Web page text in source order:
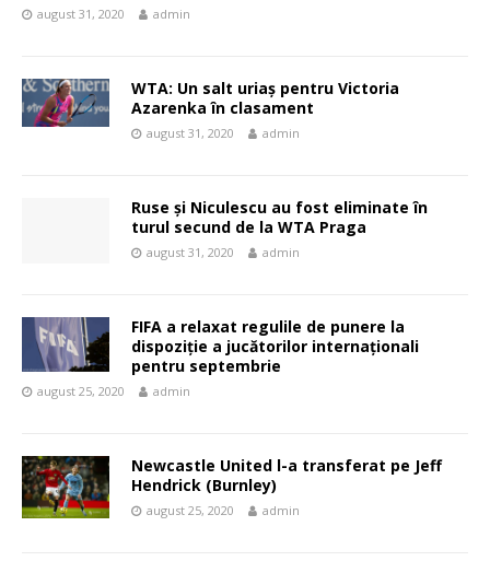
august 31, 2020 admin
WTA: Un salt uriaș pentru Victoria
Azarenka în clasament
august 31, 2020 admin
Ruse și Niculescu au fost eliminate în
turul secund de la WTA Praga
august 31, 2020 admin
FIFA a relaxat regulile de punere la
dispoziţie a jucătorilor internaţionali
pentru septembrie
august 25, 2020 admin
Newcastle United l-a transferat pe Jeff
Hendrick (Burnley)
august 25, 2020 admin